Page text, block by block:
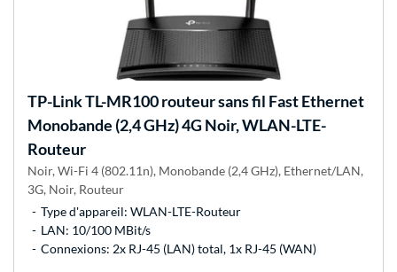
TP-LinkTL-MR100 routeur sans fil Fast Ethernet
Monobande (2,4 GHz) 4G Noir, WLAN-LTE-
Routeur
Noir, Wi-Fi 4 (802.11n), Monobande (2,4 GHz), Ethernet/LAN,
3G, Noir, Routeur
Type d'appareil: WLAN-LTE-Routeur
LAN: 10/100 MBit/s
Connexions: 2x RJ-45 (LAN) total, 1x RJ-45 (WAN)